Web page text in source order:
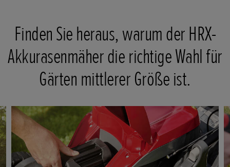
Finden Sie heraus, warum der HRX-
Akkurasenmäher die richtige Wahl für
Gärten mittlerer Größe ist.